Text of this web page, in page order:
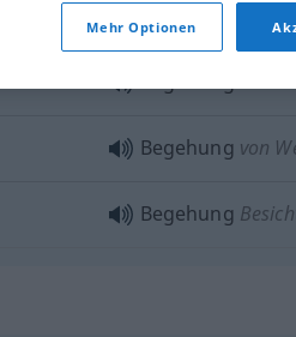
Begehung einer
Begehung von
Begehung
Mehr Optionen